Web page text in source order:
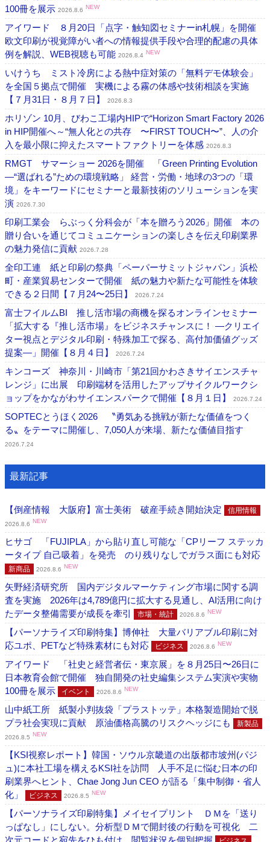
100冊を展示 2026.8.6 NEW
アイワード ８月20日「点字・触知図セミナーin札幌」を開催
欧文印刷が視覚障がい者への情報提供手段や合理的配慮の具体
例を解説、WEB視聴も可能 2026.8.4 NEW
いけうち ミスト冷房による熱中症対策の「無料デモ体験会」
を全国５拠点で開催 実機による霧の体感や技術相談を実施
【７月31日・８月７日】
2026.8.3
ホリゾン 10月、びわこ工場内HIPで“Horizon Smart Factory 2026
in HIP開催へ～“無人化との共存 〜FIRST TOUCH〜”、人の介
入を最小限に抑えたスマートファクトリーを体感 2026.8.3
RMGT サマーショー 2026を開催 「Green Printing Evolution
―“選ばれる”ための環境戦略」 経営・労働・地球の3つの「環
境」をキーワードにセミナーと最新技術のソリューションを実
演 2026.7.30
印刷工業会 らぶっく分科会が「本を贈ろう2026」開催 本の
贈り合いを通じてコミュニケーションの楽しさを伝え印刷業界
の魅力発信に貢献 2026.7.28
全印工連 紙と印刷の祭典「ペーパーサミットジャパン」浜松
町・産業貿易センターで開催 紙の魅力や新たな可能性を体験
できる２日間【７月24〜25日】
2026.7.24
富士フイルムBI 推し活市場の商機を探るオンラインセミナー
「拡大する『推し活市場』をビジネスチャンスに！ ―クリエイ
ター視点とデジタル印刷・特殊加工で探る、高付加価値グッズ
提案―」開催【８月４日】
2026.7.24
キンコーズ 神奈川・川崎市「第21回かわさきサイエンスチャ
レンジ」に出展 印刷端材を活用したアップサイクルワークシ
ョップをかながわサイエンスパークで開催【８月１日】
2026.7.24
SOPTECとうほく2026 〝勇気ある挑戦が新たな価値をつく
る〟をテーマに開催し、7,050人が来場、新たな価値目指す
2026.7.24
最新記事
【倒産情報 大阪府】富士美術 破産手続き開始決定 信用情報
2026.8.6 NEW
ヒサゴ 「FUJIPLA」から貼り直し可能な「CPリーフ ステッカ
ータイプ 自己吸着」を発売 のり残りなしでガラス面にも対応
新商品 2026.8.6 NEW
矢野経済研究所 国内デジタルマーケティング市場に関する調
査を実施 2026年は4,789億円に拡大する見通し、AI活用に向け
たデータ整備需要が成長を牽引
市場・統計 2026.8.6 NEW
【パーソナライズ印刷特集】博伸社 大量バリアブル印刷に対
応ユポ、PETなど特殊素材にも対応
ビジネス 2026.8.6 NEW
アイワード 「社史と経営者伝・東京展」を８月25日〜26日に
日本教育会館で開催 独自開発の社史編集システム実演や実物
100冊を展示
イベント 2026.8.6 NEW
山中紙工所 紙製小判抜袋「プラストッテ」本格製造開始で脱
プラ社会実現に貢献 原油価格高騰のリスクヘッジにも
新製品
2026.8.5 NEW
【KSI視察レポート】韓国・ソウル京畿道の出版都市坡州(パジ
ュ)に本社工場を構えるKSI社を訪問 人手不足に悩む日本の印
刷業界へヒント、Chae Jong Jun CEO が語る「集中制御・省人
化」
ビジネス 2026.8.5 NEW
【パーソナライズ印刷特集】メイセイプリント ＤＭを「送り
っぱなし」にしない。分析型ＤＭで開封後の行動を可視化 二
次元コードと宛先をひも付け、閲覧状況を個別把握